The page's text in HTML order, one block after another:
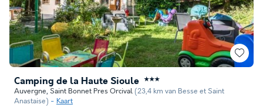
Camping de la Haute Sioule ★★★
Auvergne, Saint Bonnet Pres Orcival (23,4 km van Besse et Saint
Anastaise)
Kaart